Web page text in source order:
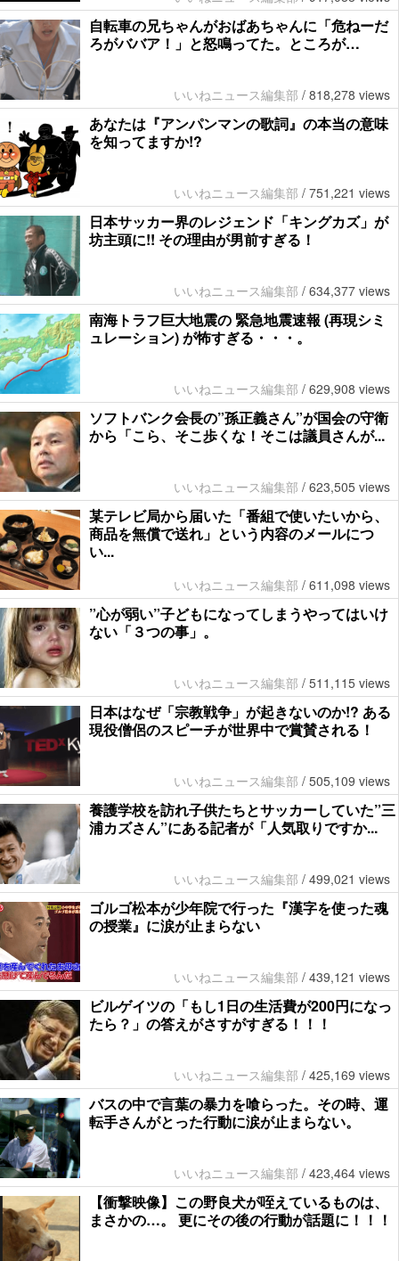
自転車の兄ちゃんがおばあちゃんに「危ねーだ
ろがババア！」と怒鳴ってた。ところが…
いいねニュース編集部 / 818,278 views
あなたは『アンパンマンの歌詞』の本当の意味
を知ってますか!?
いいねニュース編集部 / 751,221 views
日本サッカー界のレジェンド「キングカズ」が
坊主頭に!! その理由が男前すぎる！
いいねニュース編集部 / 634,377 views
南海トラフ巨大地震の 緊急地震速報 (再現シミ
ュレーション) が怖すぎる・・・。
いいねニュース編集部 / 629,908 views
ソフトバンク会長の”孫正義さん”が国会の守衛
から「こら、そこ歩くな！そこは議員さんが...
いいねニュース編集部 / 623,505 views
某テレビ局から届いた「番組で使いたいから、
商品を無償で送れ」という内容のメールにつ
い...
いいねニュース編集部 / 611,098 views
”心が弱い”子どもになってしまうやってはいけ
ない「３つの事」。
いいねニュース編集部 / 511,115 views
日本はなぜ「宗教戦争」が起きないのか!? ある
現役僧侶のスピーチが世界中で賞賛される！
いいねニュース編集部 / 505,109 views
養護学校を訪れ子供たちとサッカーしていた”三
浦カズさん”にある記者が「人気取りですか...
いいねニュース編集部 / 499,021 views
ゴルゴ松本が少年院で行った『漢字を使った魂
の授業』に涙が止まらない
いいねニュース編集部 / 439,121 views
ビルゲイツの「もし1日の生活費が200円になっ
たら？」の答えがさすがすぎる！！！
いいねニュース編集部 / 425,169 views
バスの中で言葉の暴力を喰らった。その時、運
転手さんがとった行動に涙が止まらない。
いいねニュース編集部 / 423,464 views
【衝撃映像】この野良犬が咥えているものは、
まさかの…。 更にその後の行動が話題に！！！